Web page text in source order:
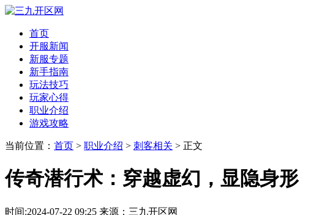
首页
开服新闻
新服专题
新手指南
玩法技巧
玩家心得
职业介绍
游戏攻略
当前位置： 首页 > 职业介绍 > 刺客相关 > 正文
传奇潜行术：穿越虚幻，显隐身形
时间:2024-07-22 09:25 来源：三九开区网